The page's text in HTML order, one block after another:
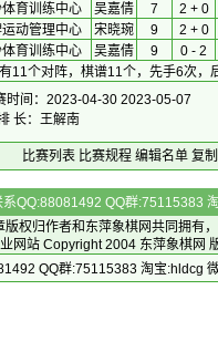
育训练中心 吴嘉倩 7
2 + 0
动管理中心 宋晓琬 9
2 + 0
育训练中心 吴嘉倩 9
0 - 2
11个对阵，棋谱11个，先手6次
时间：2023-04-30 2023-05-07
长：王解南
比赛列表 比赛规程 编辑名单 复
系QQ:88081492 QQ群:75115383
版权归作者和 东萍象棋网共同拥有
网站 Copyright 2004 东萍象棋网
QQ群:75115383 淘宝:hldcg